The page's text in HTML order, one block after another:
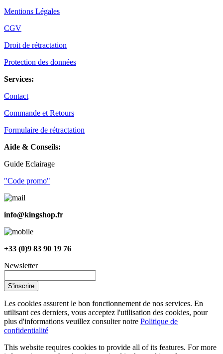
Mentions Légales
CGV
Droit de rétractation
Protection des données
Services:
Contact
Commande et Retours
Formulaire de rétractation
Aide & Conseils:
Guide Eclairage
"Code promo"
info@kingshop.fr
+33 (0)9 83 90 19 76
Newsletter
S'inscrire
Les cookies assurent le bon fonctionnement de nos services. En
utilisant ces derniers, vous acceptez l'utilisation des cookies, pour
plus d'informations veuillez consulter notre Politique de
confidentialité
This website requires cookies to provide all of its features. For more